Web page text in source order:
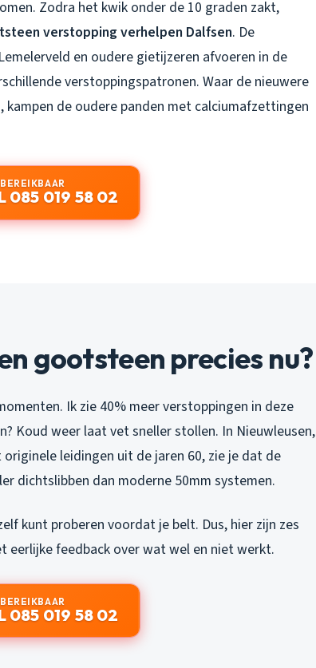
Zodra het kwik onder de 10 graden zakt,
verstopping verhelpen Dalfsen. De
en oudere gietijzeren afvoeren in de
verstoppingspatronen. Waar de nieuwere
de oudere panden met calciumafzettingen
085 019 58 02
gootsteen precies nu?
Ik zie 40% meer verstoppingen in deze
Koud weer laat vet sneller stollen. In Nieuwleusen,
leidingen uit de jaren 60, zie je dat de
dichtslibben dan moderne 50mm systemen.
kunt proberen voordat je belt. Dus, hier zijn zes
feedback over wat wel en niet werkt.
085 019 58 02